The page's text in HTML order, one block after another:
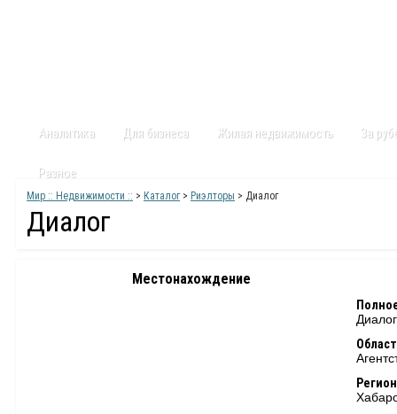
Аналитика Для бизнеса Жилая недвижимость За
Разное
Мир :: Недвижимости :: > Каталог> Риэлторы > Диалог
Диалог
Местонахождение
Диалог